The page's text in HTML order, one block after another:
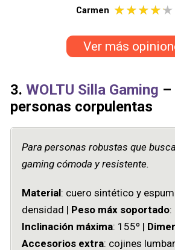
Carmen
Ver más
3. WOLTU Silla Gaming –
personas corpulentas
Para personas robustas que
gaming cómoda y resistente.
Material: cuero sintético y
densidad | Peso máx soportado:
Inclinación máxima: 155º |
Accesorios extra: cojines